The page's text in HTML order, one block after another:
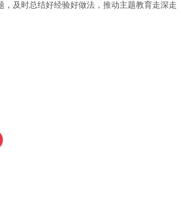
及时总结好经验好做法，推动主题教育走深走